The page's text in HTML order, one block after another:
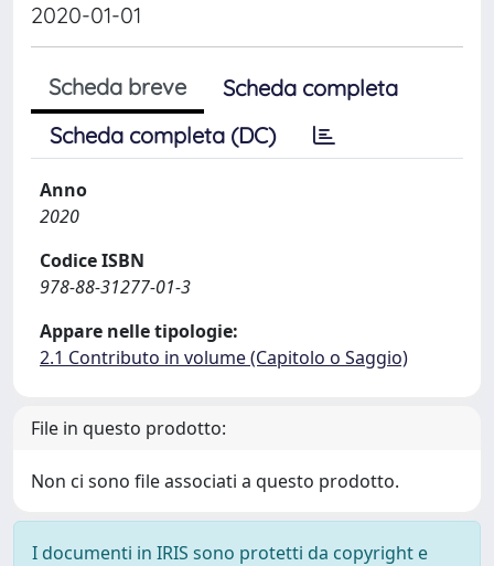
2020-01-01
Scheda breve
Scheda completa
Scheda completa (DC)
Anno
2020
Codice ISBN
978-88-31277-01-3
Appare nelle tipologie:
2.1 Contributo in volume (Capitolo o Saggio)
File in questo prodotto:
Non ci sono file associati a questo prodotto.
I documenti in IRIS sono protetti da copyright e